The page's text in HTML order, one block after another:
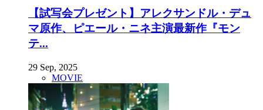
【試写会プレゼント】アレクサンドル・デュ
マ原作、ピエール・ニネ主演最新作『モン
テ...
29 Sep, 2025
MOVIE